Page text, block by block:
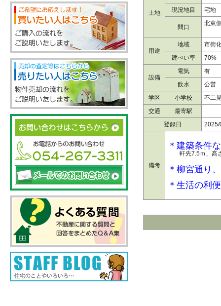
土地
現況地目
宅地
間口
北東
用途
地域
市街
建ぺい率
70%
設備
電気
有
飲水
公営
学区
小学校
不二
交通
最寄駅
登録日
備考
＊建築条件
軒先7.5ｍ、高さ
＊柳宮通り
＊生活の利